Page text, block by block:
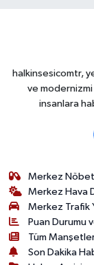
halkinsesicomtr,
ve modernizmi
insanlara
Merkez
Merkez Hava
Merkez Trafik
Puan Durumu
Tüm
Son Dakika